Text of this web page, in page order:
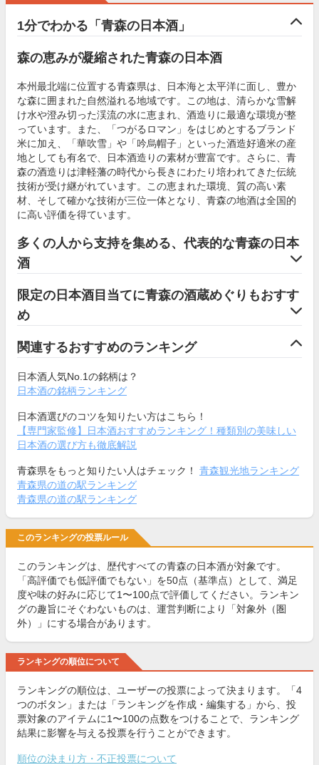
1分でわかる「青森の日本酒」
森の恵みが凝縮された青森の日本酒
本州最北端に位置する青森県は、日本海と太平洋に面し、豊か
な森に囲まれた自然溢れる地域です。この地は、清らかな雪解
け水や澄み切った渓流の水に恵まれ、酒造りに最適な環境が整
っています。また、「つがるロマン」をはじめとするブランド
米に加え、「華吹雪」や「吟烏帽子」といった酒造好適米の産
地としても有名で、日本酒造りの素材が豊富です。さらに、青
森の酒造りは津軽藩の時代から長きにわたり培われてきた伝統
技術が受け継がれています。この恵まれた環境、質の高い素
材、そして確かな技術が三位一体となり、青森の地酒は全国的
に高い評価を得ています。
多くの人から支持を集める、代表的な青森の日本
酒
限定の日本酒目当てに青森の酒蔵めぐりもおすす
め
関連するおすすめのランキング
日本酒人気No.1の銘柄は？
日本酒の銘柄ランキング
日本酒選びのコツを知りたい方はこちら！
【専門家監修】日本酒おすすめランキング！種類別の美味しい
日本酒の選び方も徹底解説
青森県をもっと知りたい人はチェック！ 青森観光地ランキング
青森県の道の駅ランキング
青森県の道の駅ランキング
このランキングの投票ルール
このランキングは、歴代すべての青森の日本酒が対象です。
「高評価でも低評価でもない」を50点（基準点）として、満足
度や味の好みに応じて1〜100点で評価してください。ランキン
グの趣旨にそぐわないものは、運営判断により「対象外（圏
外）」にする場合があります。
ランキングの順位について
ランキングの順位は、ユーザーの投票によって決まります。「4
つのボタン」または「ランキングを作成・編集する」から、投
票対象のアイテムに1〜100の点数をつけることで、ランキング
結果に影響を与える投票を行うことができます。
順位の決まり方・不正投票について